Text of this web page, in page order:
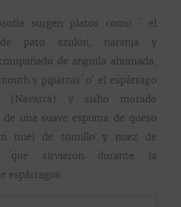
surgen platos como ` el
de pato azulón, naranja y
de anguila ahumada,
y piparras´ o` el espárrago
(Navarra) y sisho morado
de una suave espuma de queso
miel de tomillo y nuez de
´que sirvieron durante la
espárragos.